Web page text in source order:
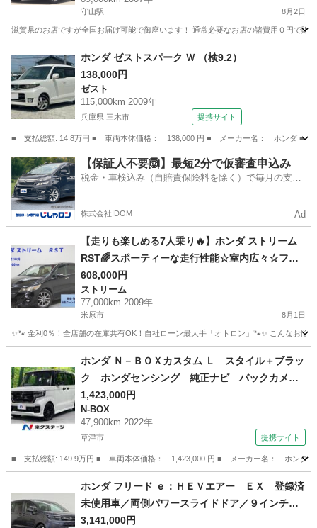
守山駅 8月2日
滋賀県のお店ですが全国お届け可能で御座います！ 通常必要なお店の諸費用０円で
守山駅 ゼスト 車両
ホンダ ゼストスパーク Ｗ （検9.2）
138,000円
ゼスト
115,000km 2009年
兵庫県 三木市 提携サイト
■ 支払総額: 14.8万円 ■ 車両本体価格： 138,000 円 ■ メーカー名： ホンダ
兵庫 三木市 ゼスト
【保証人不要🙆】最短2分で仮審査申込み
税金・車検込み（自賠責保険料を除く）で毎月の支払
株式会社IDOM Ad
【走りも楽しめる7人乗り🔥】ホンダ ストリーム
RST🌈スポーティーな走行性能☆室内広々☆ファ
ミリーにもおすすめ！
608,000円
ストリーム
77,000km 2009年
米原市 8月1日
✨🐾 金利0％！全店舗の在庫共有OK！自社ローン最大手「オトロン」🐾✨ こんなお
ストリーム
ホンダ Ｎ－ＢＯＸカスタム Ｌ スタイル＋ブラッ
ク ホンダセンシング 純正ナビ バックカメ
ラ 両側電動スライド アダプティブクルーズ
禁煙車 ドラレコ ＥＴＣ Ｂｌｕｅｔｏｏｔ
ｈ コーナーセンサー ＬＥＤヘッド スマート
1,423,000円
N-BOX
47,900km 2022年
草津市 提携サイト
■ 支払総額: 149.9万円 ■ 車両本体価格： 1,423,000 円 ■ メーカー名： ホン
N-BOX
ホンダ フリード ｅ：ＨＥＶエアー ＥＸ 登録済
未使用車／両側パワースライドドア／９インチナ
ビ／Ｂカメラ／ブラインドスポットモニター／ハ
3,141,000円